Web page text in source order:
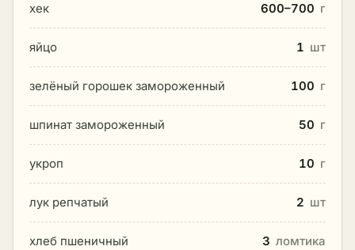
хек 600–700 г
яйцо 1 шт
зелёный горошек замороженный 100 г
шпинат замороженный 50 г
укроп 10 г
лук репчатый 2 шт
хлеб пшеничный 3 ломтика